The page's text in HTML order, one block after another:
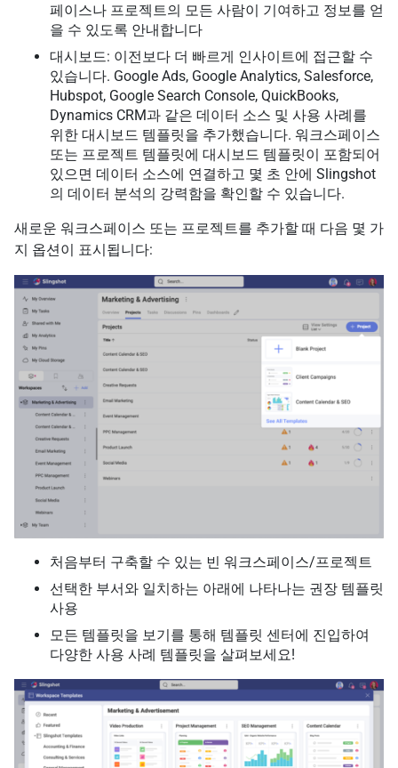
페이스나 프로젝트의 모든 사람이 기여하고 정보를 얻
을 수 있도록 안내합니다
대시보드: 이전보다 더 빠르게 인사이트에 접근할 수
있습니다. Google Ads, Google Analytics, Salesforce,
Hubspot, Google Search Console, QuickBooks,
Dynamics CRM과 같은 데이터 소스 및 사용 사례를
위한 대시보드 템플릿을 추가했습니다. 워크스페이스
또는 프로젝트 템플릿에 대시보드 템플릿이 포함되어
있으면 데이터 소스에 연결하고 몇 초 안에 Slingshot
의 데이터 분석의 강력함을 확인할 수 있습니다.
새로운 워크스페이스 또는 프로젝트를 추가할 때 다음 몇 가
지 옵션이 표시됩니다:
처음부터 구축할 수 있는 빈 워크스페이스/프로젝트
선택한 부서와 일치하는 아래에 나타나는 권장 템플릿
사용
모든 템플릿을 보기를 통해 템플릿 센터에 진입하여
다양한 사용 사례 템플릿을 살펴보세요!